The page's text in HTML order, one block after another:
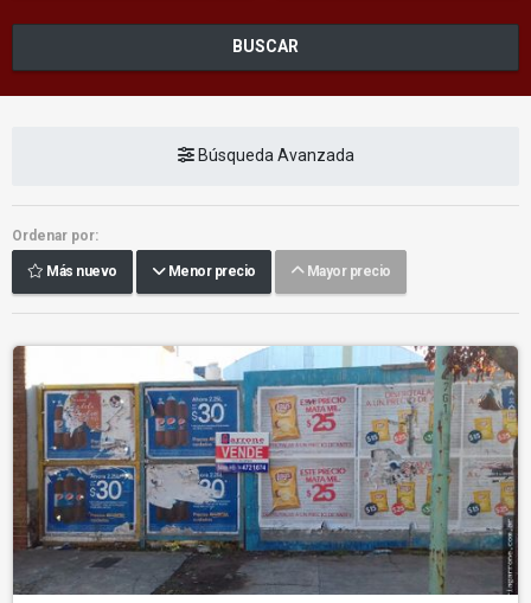
BUSCAR
Búsqueda Avanzada
Ordenar por:
Más nuevo Menor precio Mayor precio